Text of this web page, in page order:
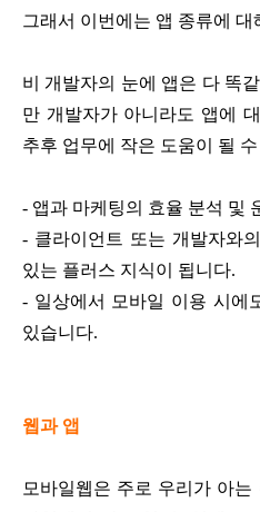
그래서 이번에는 앱 종류에
비 개발자의 눈에 앱은 다 똑
만 개발자가 아니라도 앱에
추후 업무에 작은 도움이 될
- 앱과 마케팅의 효율 분석 및
- 클라이언트 또는 개발자와
있는 플러스 지식이 됩니다.
- 일상에서 모바일 이용 시에
있습니다.
웹과 앱
모바일웹은 주로 우리가 아